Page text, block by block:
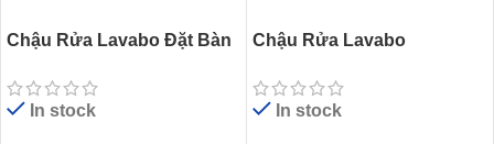
Chậu Rửa Lavabo Đặt Bàn
In stock
Chậu Rửa Lavabo
In stock